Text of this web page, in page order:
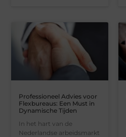
Professioneel Advies voor
Flexbureaus: Een Must in
Dynamische Tijden
In het hart van de
Nederlandse arbeidsmarkt